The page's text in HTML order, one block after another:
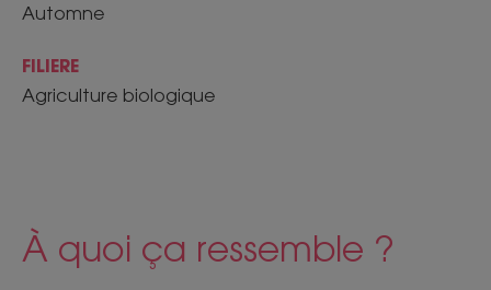
Automne
FILIERE
Agriculture biologique
À quoi ça ressemble ?